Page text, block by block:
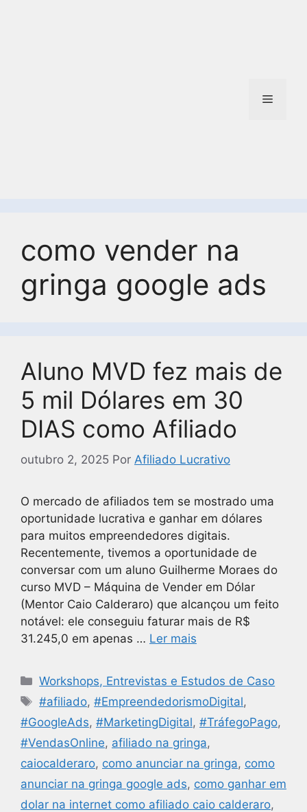
como vender na
gringa google ads
Aluno MVD fez mais de
5 mil Dólares em 30
DIAS como Afiliado
outubro 2, 2025 Por Afiliado Lucrativo
O mercado de afiliados tem se mostrado uma
oportunidade lucrativa e ganhar em dólares
para muitos empreendedores digitais.
Recentemente, tivemos a oportunidade de
conversar com um aluno Guilherme Moraes do
curso MVD – Máquina de Vender em Dólar
(Mentor Caio Calderaro) que alcançou um feito
notável: ele conseguiu faturar mais de R$
31.245,0 em apenas … Ler mais
Workshops, Entrevistas e Estudos de Caso
#afiliado,#EmpreendedorismoDigital,
#GoogleAds, #MarketingDigital, #TráfegoPago,
#VendasOnline, afiliado na gringa,
caiocalderaro, como anunciar na gringa, como
anunciar na gringa google ads, como ganhar em
dolar na internet como afiliado caio calderaro,